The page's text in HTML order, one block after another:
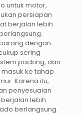
untuk motor,
persiapan
berjalan lebih
dengan
sering
packing, dan
ke tahap
Karena itu,
penyesuaian
lebih
berlangsung.